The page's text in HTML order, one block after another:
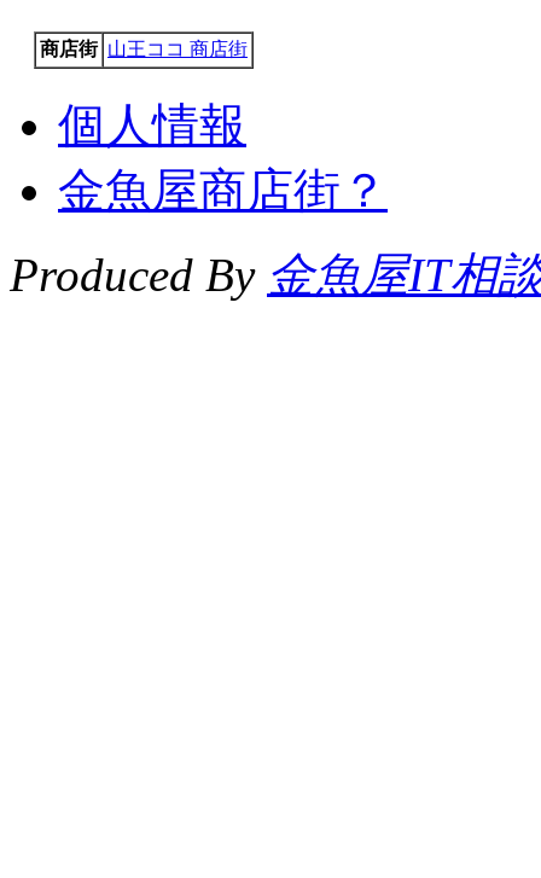
商店街 山王ココ 商店街
個人情報
金魚屋商店街？
Produced By 金魚屋IT相